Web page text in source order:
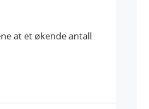
at et økende antall